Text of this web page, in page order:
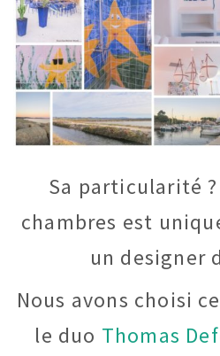
Sa particularité ?
chambres est
un designer
Nous avons choisi
le duo Thomas